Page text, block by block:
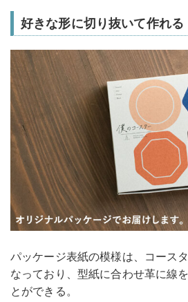
好きな形に切り抜いて作れる
パッケージ表紙の模様は、コース
なっており、型紙に合わせ革に線
とができる。